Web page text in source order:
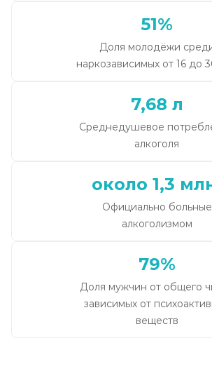
51%
Доля молодёжи
наркозависимых от 16 до
7,68 л
Среднедушевое
алкоголя
около 1,3
Официально больные
алкоголизмом
79%
Доля мужчин от общего
зависимых от
веществ